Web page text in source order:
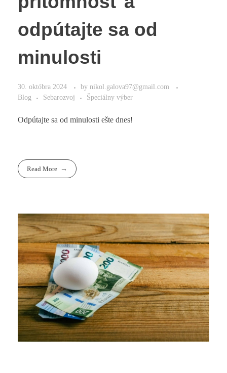
odpútajte sa od
minulosti
30. októbra 2024 by nikol.galova97@gmail.com
Blog
Sebarozvoj Špeciálny výber
Odpútajte sa od minulosti ešte dnes!
Read More